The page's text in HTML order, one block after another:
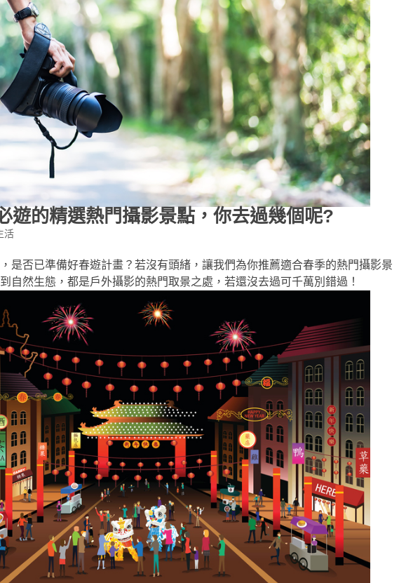
遊的精選熱門攝影景點，你去過幾個呢?
活
是否已準備好春遊計畫？若沒有頭緒，讓我們為你推薦適合春季的熱門攝影景
自然生態，都是戶外攝影的熱門取景之處，若還沒去過可千萬別錯過！